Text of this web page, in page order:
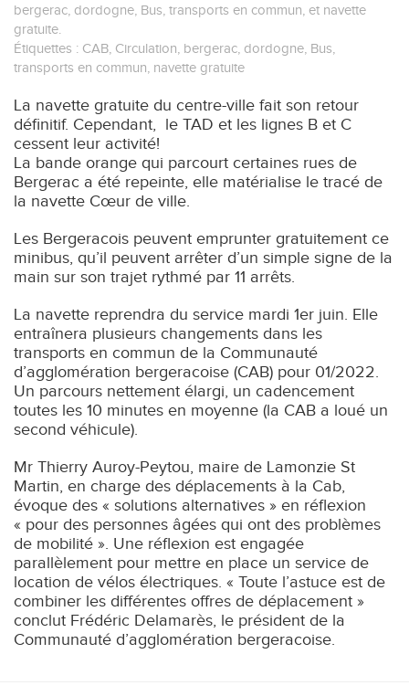
bergerac, dordogne, Bus, transports en commun, et navette
gratuite.
Étiquettes : CAB, Circulation, bergerac, dordogne, Bus,
transports en commun, navette gratuite
La navette gratuite du centre-ville fait son retour
définitif. Cependant, le TAD et les lignes B et C
cessent leur activité!
La bande orange qui parcourt certaines rues de
Bergerac a été repeinte, elle matérialise le tracé de
la navette Cœur de ville.
Les Bergeracois peuvent emprunter gratuitement ce
minibus, qu’il peuvent arrêter d’un simple signe de la
main sur son trajet rythmé par 11 arrêts.
La navette reprendra du service mardi 1er juin. Elle
entraînera plusieurs changements dans les
transports en commun de la Communauté
d’agglomération bergeracoise (CAB) pour 01/2022.
Un parcours nettement élargi, un cadencement
toutes les 10 minutes en moyenne (la CAB a loué un
second véhicule).
Mr Thierry Auroy-Peytou, maire de Lamonzie St
Martin, en charge des déplacements à la Cab,
évoque des « solutions alternatives » en réflexion
« pour des personnes âgées qui ont des problèmes
de mobilité ». Une réflexion est engagée
parallèlement pour mettre en place un service de
location de vélos électriques. « Toute l’astuce est de
combiner les différentes offres de déplacement »
conclut Frédéric Delamarès, le président de la
Communauté d’agglomération bergeracoise.